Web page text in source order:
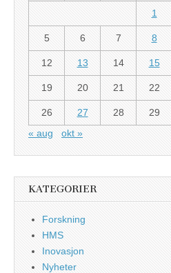
1
5 6 7 8
12 13 14 15
19 20 21 22
26 27 28 29
« aug
okt »
KATEGORIER
Forskning
HMS
Inovasjon
Nyheter